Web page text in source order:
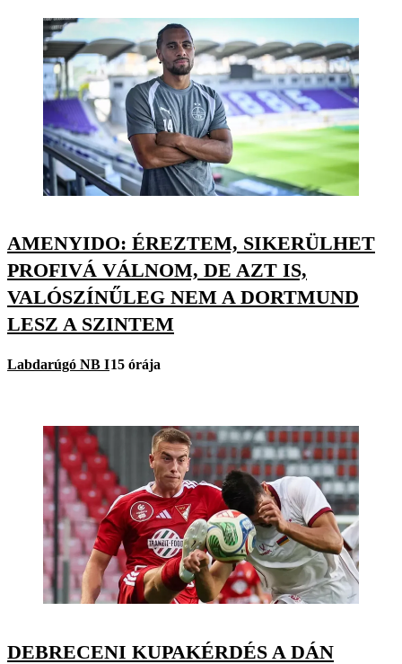
AMENYIDO: ÉREZTEM, SIKERÜLHET
PROFIVÁ VÁLNOM, DE AZT IS,
VALÓSZÍNŰLEG NEM A DORTMUND
LESZ A SZINTEM
Labdarúgó NB I15 órája
DEBRECENI KUPAKÉRDÉS A DÁN